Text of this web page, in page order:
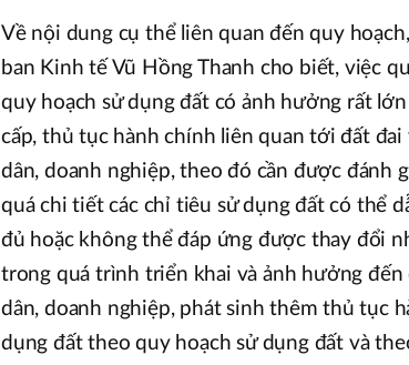
Về nội dung cụ thể liên quan đến quy
ban Kinh tế Vũ Hồng Thanh cho biết, việc
quy hoạch sử dụng đất có ảnh hưởng rất
cấp, thủ tục hành chính liên quan tới đất
dân, doanh nghiệp, theo đó cần được đánh
quá chi tiết các chỉ tiêu sử dụng đất có thể
đủ hoặc không thể đáp ứng được thay đổi
trong quá trình triển khai và ảnh hưởng
dân, doanh nghiệp, phát sinh thêm thủ tục
dụng đất theo quy hoạch sử dụng đất và